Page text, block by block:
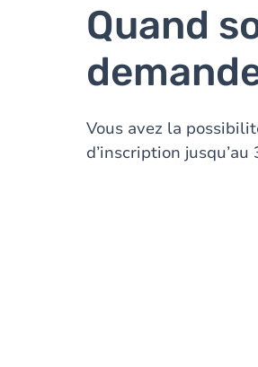
Quand
Vous avez la
d’inscription